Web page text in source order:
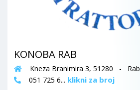
KONOBA RAB
Kneza Branimira 3, 51280 - Rab
051 725 6... klikni za broj